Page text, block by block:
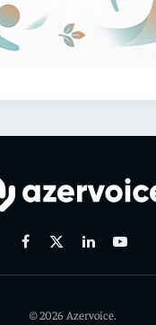
Facebook
X
LinkedinYoutube
© 2026 Azervoice.